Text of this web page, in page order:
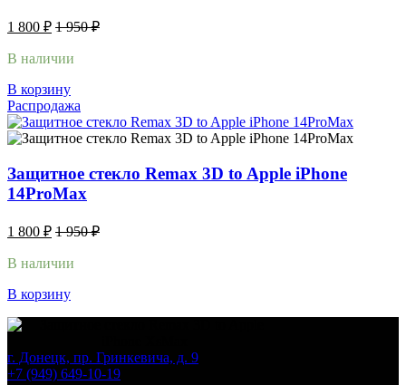
1 800 ₽ 1 950₽
В наличии
В корзину
Распродажа
Защитное стекло Remax 3D to Apple iPhone
14ProMax
1 800 ₽ 1 950₽
В наличии
В корзину
г. Донецк, пр. Гринкевича, д. 9
+7 (949) 649-10-19